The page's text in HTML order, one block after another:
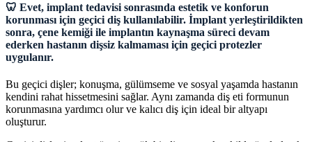
🦷 Evet, implant tedavisi sonrasında estetik ve konforun
korunması için geçici diş kullanılabilir. İmplant yerleştirildikten
sonra, çene kemiği ile implantın kaynaşma süreci devam
ederken hastanın dişsiz kalmaması için geçici protezler
uygulanır.
Bu geçici dişler; konuşma, gülümseme ve sosyal yaşamda hastanın
kendini rahat hissetmesini sağlar. Aynı zamanda diş eti formunun
korunmasına yardımcı olur ve kalıcı diş için ideal bir altyapı
oluşturur.